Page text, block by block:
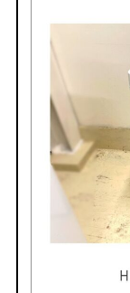
店舗アクセス
お問い合わせ